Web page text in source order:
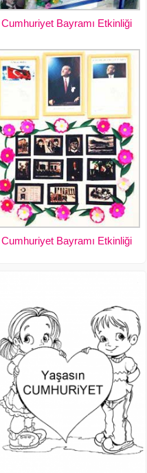
Cumhuriyet Bayramı Etkinliği
Cumhuriyet Bayramı Etkinliği